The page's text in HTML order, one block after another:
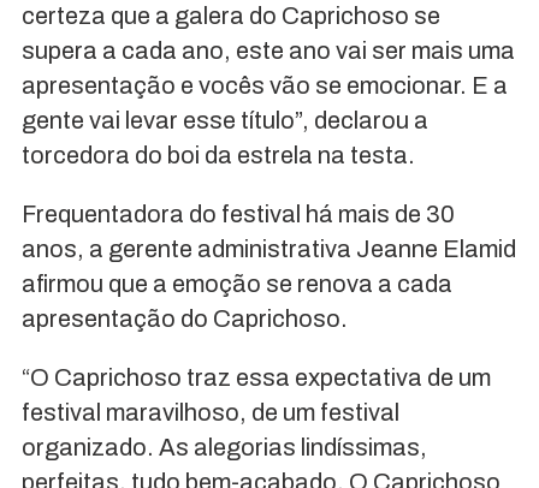
certeza que a galera do Caprichoso se
supera a cada ano, este ano vai ser mais uma
apresentação e vocês vão se emocionar. E a
gente vai levar esse título”, declarou a
torcedora do boi da estrela na testa.
Frequentadora do festival há mais de 30
anos, a gerente administrativa Jeanne Elamid
afirmou que a emoção se renova a cada
apresentação do Caprichoso.
“O Caprichoso traz essa expectativa de um
festival maravilhoso, de um festival
organizado. As alegorias lindíssimas,
perfeitas, tudo bem-acabado. O Caprichoso